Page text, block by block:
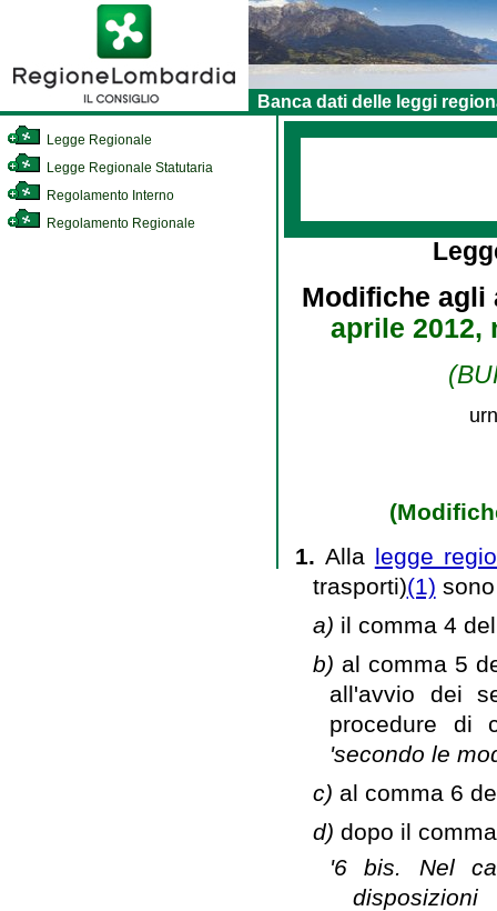
Banca dati delle leggi
Legge Regionale
Legge Regionale Statutaria
Regolamento Interno
Regolamento Regionale
Modifiche agli
aprile 2012,
1. Alla legge
trasporti)(1)
a) il comma 4
b) al comma 5
all'avvio dei
procedure di
'secondo le
c) al comma 6
d) dopo il
'6 bis. Nel